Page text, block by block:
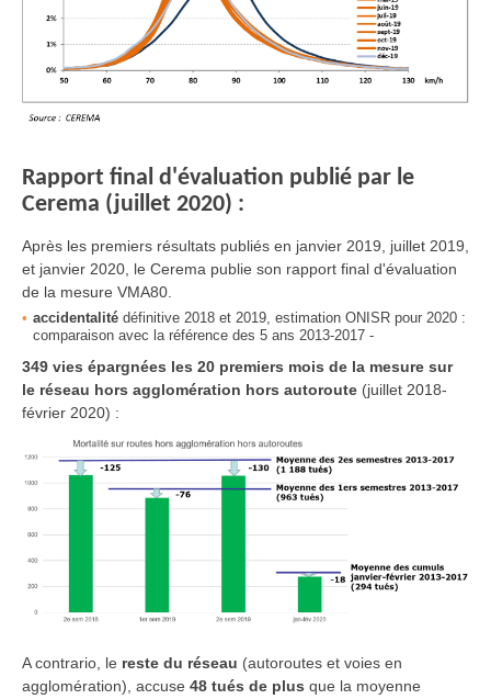
Rapport final d'évaluation publié par le
Cerema (juillet 2020) :
Après les premiers résultats publiés en janvier 2019, juillet 2019,
et janvier 2020, le Cerema publie son rapport final d'évaluation
de la mesure VMA80.
accidentalité définitive 2018 et 2019, estimation ONISR pour 2020 :
comparaison avec la référence des 5 ans 2013-2017 -
349 vies épargnées les 20 premiers mois de la mesure sur
le réseau hors agglomération hors autoroute (juillet 2018-
février 2020) :
A contrario, le reste du réseau (autoroutes et voies en
agglomération), accuse 48 tués de plus que la moyenne